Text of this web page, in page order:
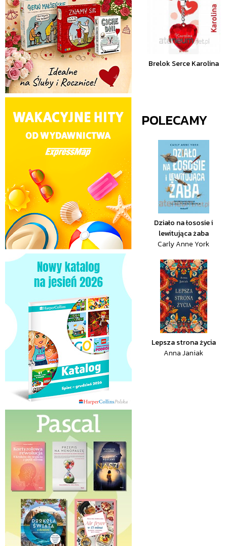
Brelok Serce Karolina
POLECAMY
Działo na łososie i
lewitująca żaba
Carly Anne York
Lepsza strona życia
Anna Janiak